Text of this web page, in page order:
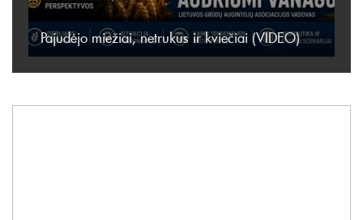
Pajudėjo miežiai, netrukus ir kviečiai (VIDEO)